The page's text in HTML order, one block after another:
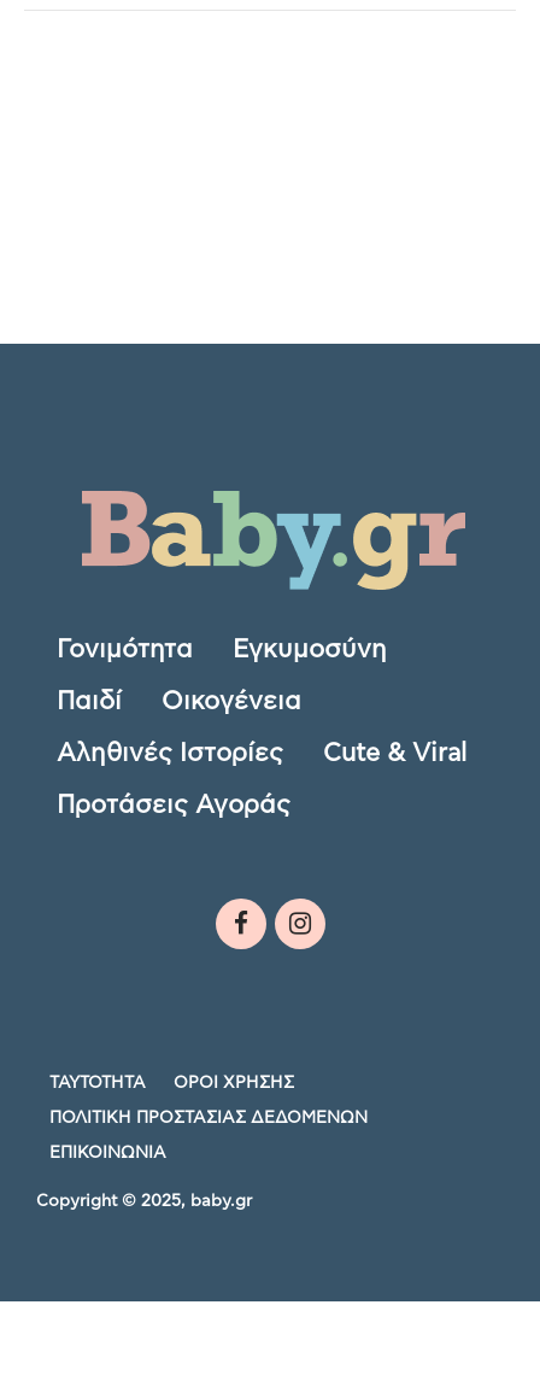
Γονιμότητα Εγκυμοσύνη
Παιδί Οικογένεια
Αληθινές Ιστορίες Cute & Viral
Προτάσεις Αγοράς
ΤΑΥΤΟΤΗΤΑ ΟΡΟΙ ΧΡΗΣΗΣ
ΠΟΛΙΤΙΚΗ ΠΡΟΣΤΑΣΙΑΣ ΔΕΔΟΜΕΝΩΝ
ΕΠΙΚΟΙΝΩΝΙΑ
Copyright © 2025, baby.gr